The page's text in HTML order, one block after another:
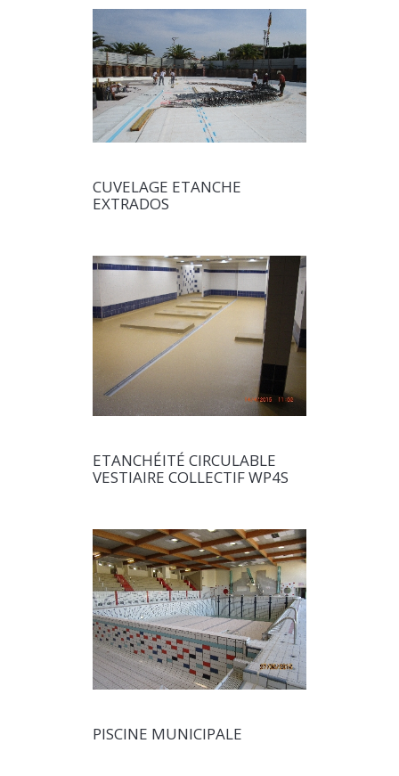
CUVELAGE ETANCHE
EXTRADOS
ETANCHÉITÉ CIRCULABLE
VESTIAIRE COLLECTIF WP4S
PISCINE MUNICIPALE